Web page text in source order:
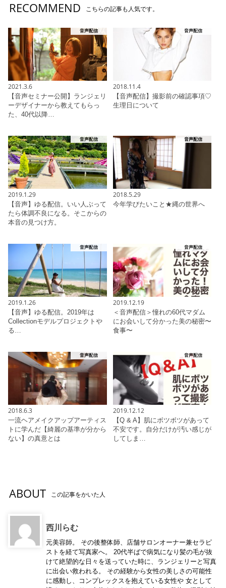
RECOMMEND こちらの記事も人気です。
音声配信
2021.3.6
【音声セミナー公開】ランジェリ
ーデザイナーから教えてもらっ
た、40代以降…
音声配信
2018.11.4
【音声配信】撮影前の確認事項♡
生理日について
音声配信
2019.1.29
【音声】ゆる配信。いい人ぶって
たら体調不良になる。そこからの
本音の見つけ方。
音声配信
2018.5.29
今年学びたいこと★縄の世界へ
音声配信
2019.1.26
【音声】ゆる配信。2019年は
Collectionモデルプロジェクトや
る…
音声配信
2019.12.19
＜音声配信＞憧れの60代マダム
にお会いして分かった美の秘密〜
食事〜
音声配信
2018.6.3
一流ヘアメイクアップアーティス
トに学んだ【綺麗の基準が分から
ない】の真意とは
音声配信
2019.12.12
【Q & A】肌にボツボツがあって
不安です。自分だけが汚い感じが
してしま…
ABOUT この記事をかいた人
西川らむ
元美容師。 その後整体師、店舗サロンオーナー兼セラピ
ストを経て写真家へ。 20代半ばで病気になり髪の毛が抜
けて絶望的な日々を送っていた時に、ランジェリーと写真
に出会い救われる。 その経験から女性の美しさの可能性
に感動し、コンプレックスを抱えている女性や 女として